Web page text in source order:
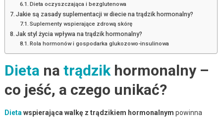
Dieta oczyszczająca i bezglutenowa
Jakie są zasady suplementacji w diecie na trądzik hormonalny?
Suplementy wspierające zdrową skórę
Jak styl życia wpływa na trądzik hormonalny?
Rola hormonów i gospodarka glukozowo-insulinowa
Dieta na trądzikhormonalny –
co jeść, a czego unikać?
Dieta wspierająca walkę z trądzikiem hormonalnym powinna